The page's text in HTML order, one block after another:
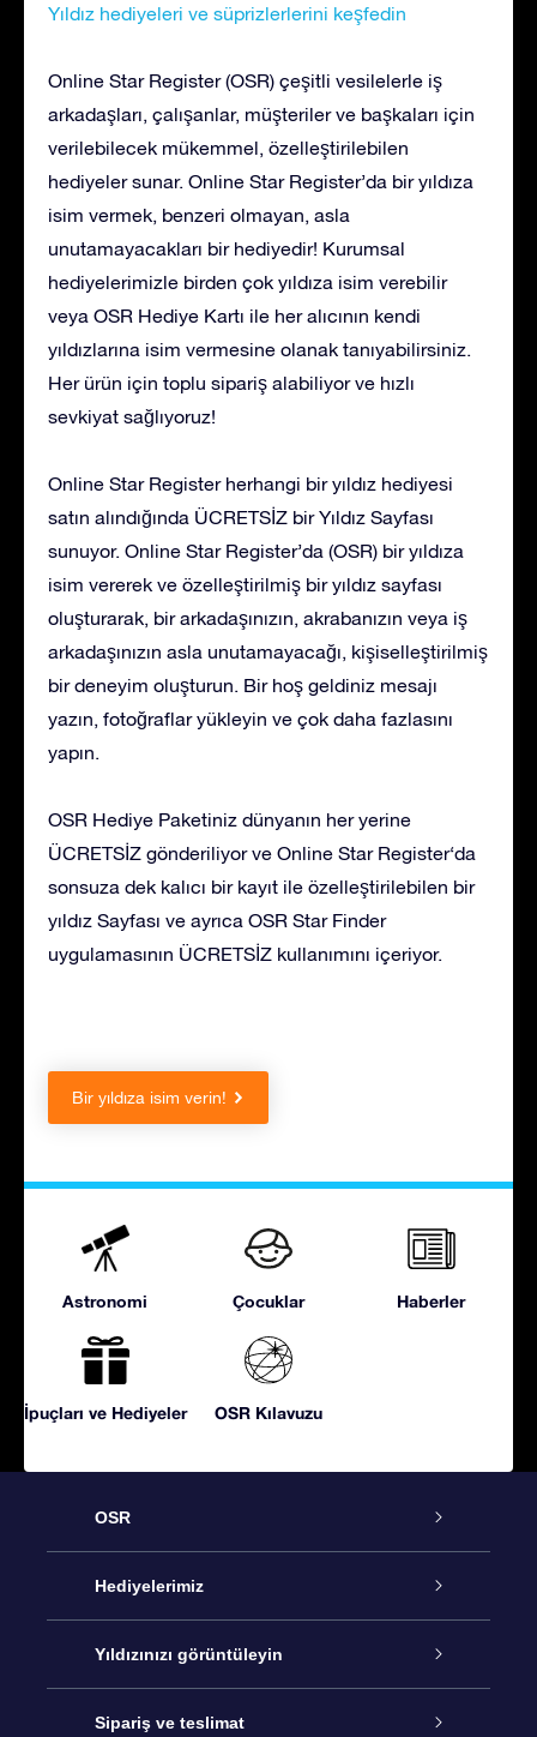
Yıldız hediyeleri ve süprizlerlerini keşfedin
Online Star Register (OSR) çeşitli vesilelerle iş
arkadaşları, çalışanlar, müşteriler ve başkaları için
verilebilecek mükemmel, özelleştirilebilen
hediyeler sunar. Online Star Register’da bir yıldıza
isim vermek, benzeri olmayan, asla
unutamayacakları bir hediyedir! Kurumsal
hediyelerimizle birden çok yıldıza isim verebilir
veya OSR Hediye Kartı ile her alıcının kendi
yıldızlarına isim vermesine olanak tanıyabilirsiniz.
Her ürün için toplu sipariş alabiliyor ve hızlı
sevkiyat sağlıyoruz!
Online Star Register herhangi bir yıldız hediyesi
satın alındığında ÜCRETSİZ bir Yıldız Sayfası
sunuyor. Online Star Register’da (OSR) bir yıldıza
isim vererek ve özelleştirilmiş bir yıldız sayfası
oluşturarak, bir arkadaşınızın, akrabanızın veya iş
arkadaşınızın asla unutamayacağı, kişiselleştirilmiş
bir deneyim oluşturun. Bir hoş geldiniz mesajı
yazın, fotoğraflar yükleyin ve çok daha fazlasını
yapın.
OSR Hediye Paketiniz dünyanın her yerine
ÜCRETSİZ gönderiliyor ve Online Star Register‘da
sonsuza dek kalıcı bir kayıt ile özelleştirilebilen bir
yıldız Sayfası ve ayrıca OSR Star Finder
uygulamasının ÜCRETSİZ kullanımını içeriyor.
Bir yıldıza isim verin!
Astronomi Çocuklar Haberler
İpuçları ve Hediyeler OSR Kılavuzu
OSR
Hizmet
İletişim
Blogu
Hediyelerimiz
Çevrimiçi Yıldız Hediyesi
OSR Hediye Paketi
Yıldızınızı görüntüleyin
Star Register
Sipariş ve teslimat